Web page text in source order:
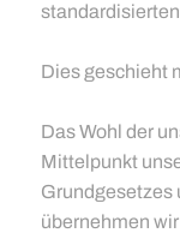
Dies geschieht
Das Wohl der
Mittelpunkt
Grundgesetzes
übernehmen